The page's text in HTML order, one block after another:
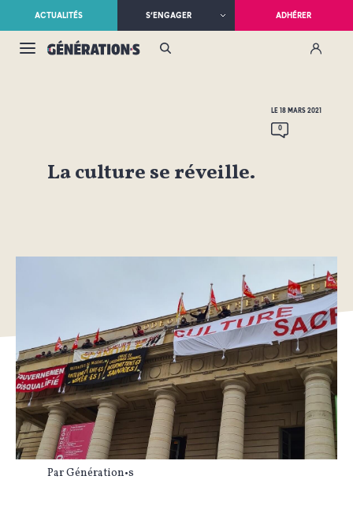
ACTUALITÉS S’ENGAGER ADHÉRER
LE 18 MARS 2021
0
La culture se réveille.
Par Génération•s